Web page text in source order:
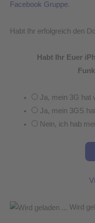
Facebook Gruppe.
Habt Ihr erfolgreich den
Habt Ihr Euer
Ja, mein 3G hat
Ja, mein 3GS
Nein, ich hab
Wird